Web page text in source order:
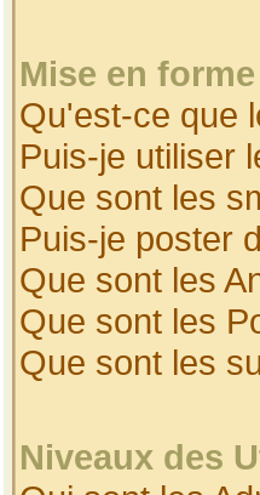
Mise en
Qu'est-ce que
Puis-je utiliser
Que sont les
Puis-je poster
Que sont les
Que sont les
Que sont les
Niveaux des